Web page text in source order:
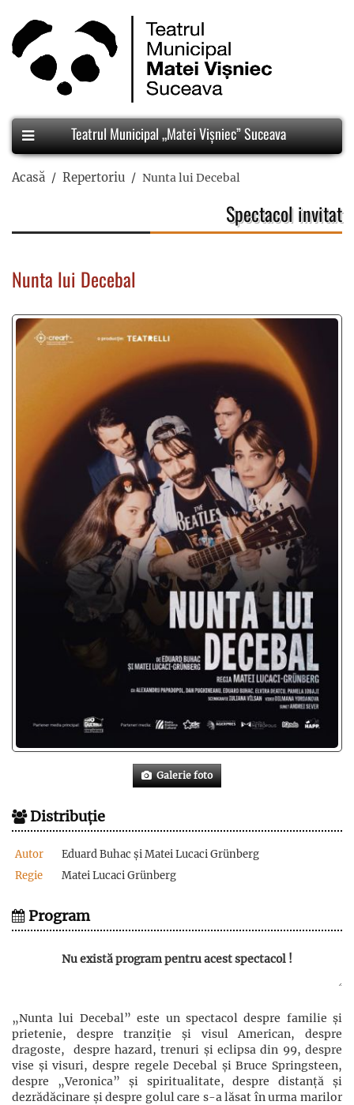
Teatrul Municipal „Matei Vișniec” Suceava
Acasă Repertoriu Nunta lui Decebal
Spectacol invitat
Nunta lui Decebal
Galerie foto
Distribuție
Autor
Eduard Buhac și Matei Lucaci Grünberg
Regie
Matei Lucaci Grünberg
Program
Nu există program pentru acest spectacol !
„Nunta lui Decebal” este un spectacol despre familie și
prietenie, despre tranziție și visul American, despre
dragoste, despre hazard, trenuri și eclipsa din 99, despre
vise și visuri, despre regele Decebal și Bruce Springsteen,
despre „Veronica” și spiritualitate, despre distanță și
dezrădăcinare și despre golul care s-a lăsat în urma marilor